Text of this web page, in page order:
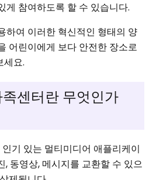
게 참여하도록 할 수 있습니다.
하여 이러한 혁신적인 형태의 양
어린이에게 보다 안전한 장소로
세요.
센터란 무엇인가
기 있는 멀티미디어 애플리케이
, 동영상, 메시지를 교환할 수 있으